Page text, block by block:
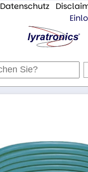
Datenschutz